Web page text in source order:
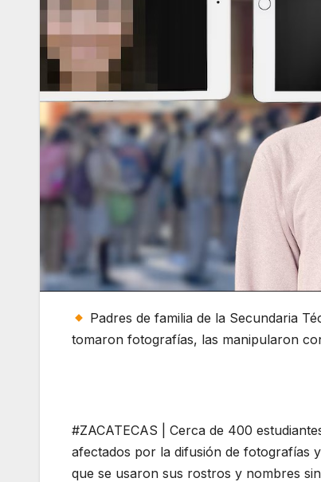
Padres de familia de la Secundaria
tomaron fotografías, las manipularon
#ZACATECAS | Cerca de 400
afectados por la difusión de fotografías
que se usaron sus rostros y nombres